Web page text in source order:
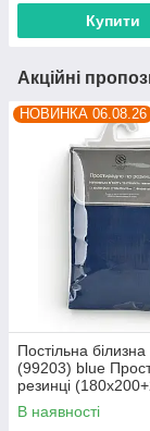
Купити
Акційні
НОВИНКА 06.08.26
Постільна
(99203) blue
резинці
р.сітка One size)
оптом від прямого
В наявності